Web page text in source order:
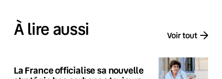
À lire aussi Voir tout
La France officialise sa nouvelle